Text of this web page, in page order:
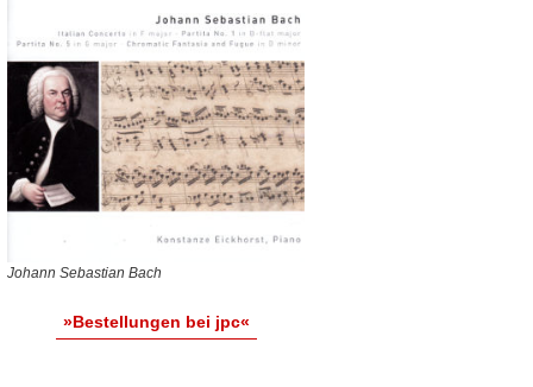
Johann Sebastian Bach
»Bestellungen bei jpc«